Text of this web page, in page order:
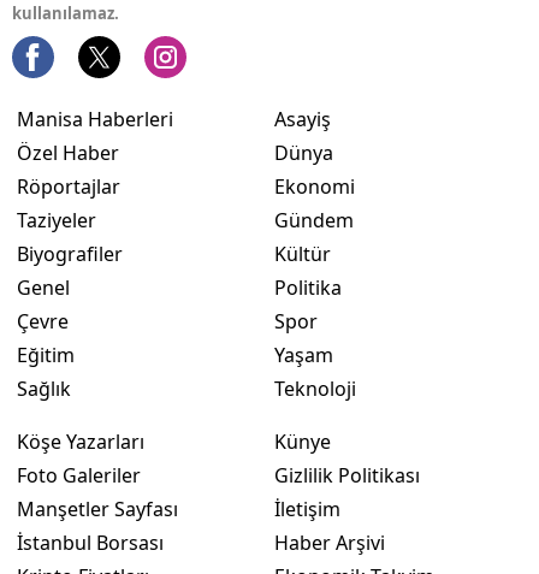
kullanılamaz.
Manisa Haberleri
Özel Haber
Röportajlar
Taziyeler
Biyografiler
Genel
Çevre
Eğitim
Sağlık
Asayiş
Dünya
Ekonomi
Gündem
Kültür
Politika
Spor
Yaşam
Teknoloji
Köşe Yazarları
Foto Galeriler
Manşetler Sayfası
İstanbul Borsası
Künye
Gizlilik Politikası
İletişim
Haber Arşivi